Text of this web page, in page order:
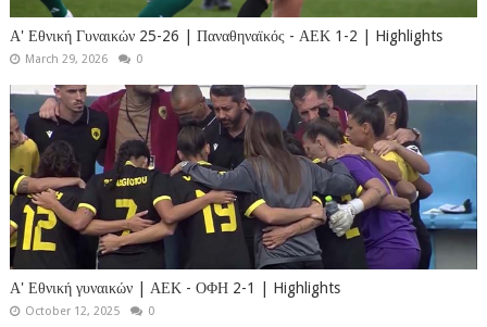
Α' Εθνική Γυναικών 25-26 | Παναθηναϊκός - ΑΕΚ 1-2 | Highlights
March 29, 2026 0
Α' Εθνική γυναικών | ΑΕΚ - ΟΦΗ 2-1 | Highlights
October 12, 2025 0